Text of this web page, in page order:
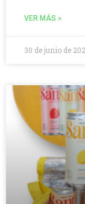
VER MÁS »
30 de junio de